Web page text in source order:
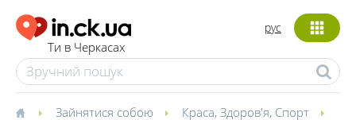
Ти в Черкасах
рус
Зайнятися собою Краса, Здоров'я, Спорт